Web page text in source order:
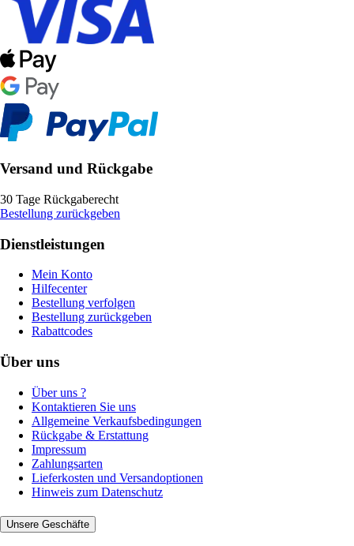
Versand und Rückgabe
30 Tage Rückgaberecht
Bestellung zurückgeben
Dienstleistungen
Mein Konto
Hilfecenter
Bestellung verfolgen
Bestellung zurückgeben
Rabattcodes
Über uns
Über uns ?
Kontaktieren Sie uns
Allgemeine Verkaufsbedingungen
Rückgabe & Erstattung
Impressum
Zahlungsarten
Lieferkosten und Versandoptionen
Hinweis zum Datenschutz
Unsere Geschäfte